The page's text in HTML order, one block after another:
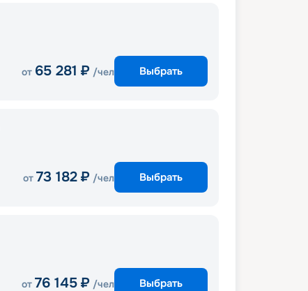
от 65 281 ₽ /чел Выбрать
от 73 182 ₽ /чел Выбрать
от 76 145 ₽ /чел Выбрать